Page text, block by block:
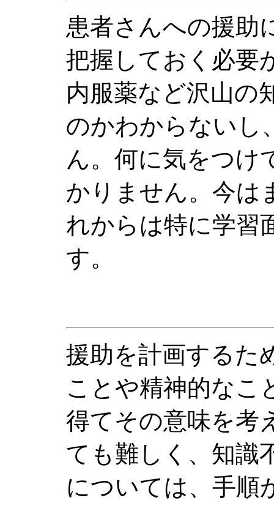
患者さんへの援助
把握しておく必要
内服薬など沢山の
のかわからないし
ん。何に気をつけ
かりません。今は
れからは特に学習
す。
援助を計画するた
ことや精神的なこ
得てその意味を考
ても難しく、知識
については、手順